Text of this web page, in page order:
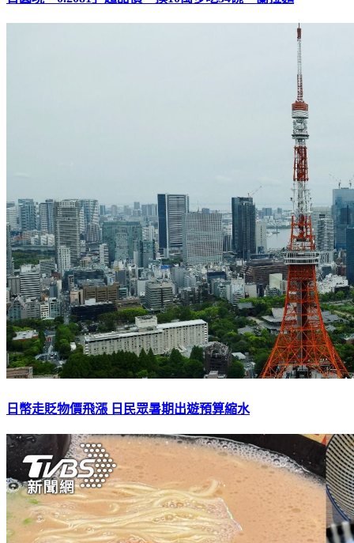
日幣走貶物價飛漲 日民眾暑期出遊預算縮水